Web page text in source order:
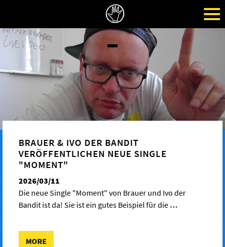
BRAUER & IVO DER BANDIT
VERÖFFENTLICHEN NEUE SINGLE
"MOMENT"
2026/03/11
Die neue Single "Moment" von Brauer und Ivo der
Bandit ist da! Sie ist ein gutes Beispiel für die …
MORE